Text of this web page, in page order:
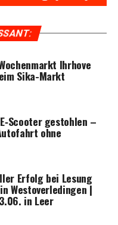
Ihr­ho­ve
Sika-Markt
gestoh­len –
ohne
Erfolg bei Lesung
Wes­t­ov­er­le­din­gen |
in Leer